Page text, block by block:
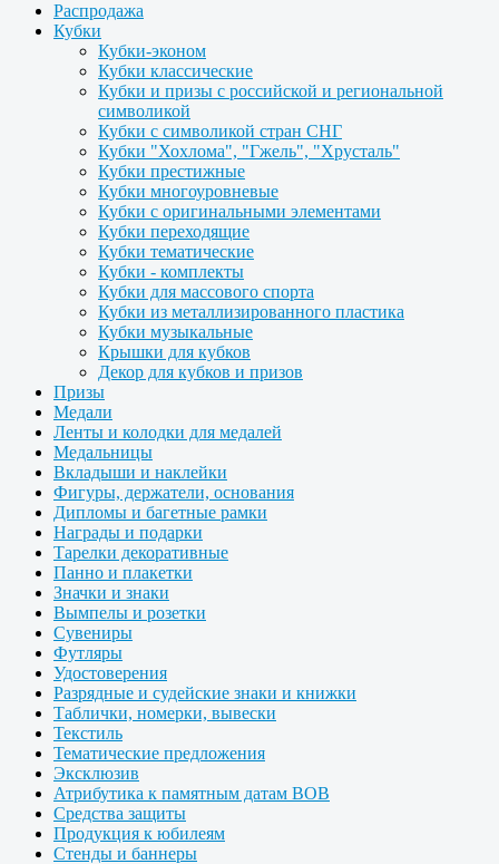
Распродажа
Кубки
Кубки-эконом
Кубки классические
Кубки и призы с российской и региональной
символикой
Кубки с символикой стран СНГ
Кубки "Хохлома", "Гжель", "Хрусталь"
Кубки престижные
Кубки многоуровневые
Кубки с оригинальными элементами
Кубки переходящие
Кубки тематические
Кубки - комплекты
Кубки для массового спорта
Кубки из металлизированного пластика
Кубки музыкальные
Крышки для кубков
Декор для кубков и призов
Призы
Медали
Ленты и колодки для медалей
Медальницы
Вкладыши и наклейки
Фигуры, держатели, основания
Дипломы и багетные рамки
Награды и подарки
Тарелки декоративные
Панно и плакетки
Значки и знаки
Вымпелы и розетки
Сувениры
Футляры
Удостоверения
Разрядные и судейские знаки и книжки
Таблички, номерки, вывески
Текстиль
Тематические предложения
Эксклюзив
Атрибутика к памятным датам ВОВ
Средства защиты
Продукция к юбилеям
Стенды и баннеры